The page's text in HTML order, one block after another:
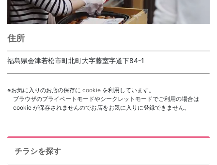
住所
福島県会津若松市町北町大字藤室字道下84-1
※お気に入りのお店の保存に cookie を利用しています。
ブラウザのプライベートモードやシークレットモードでご利用の場合は
cookie が保存されませんのでお店をお気に入りに登録できません。
チラシを探す